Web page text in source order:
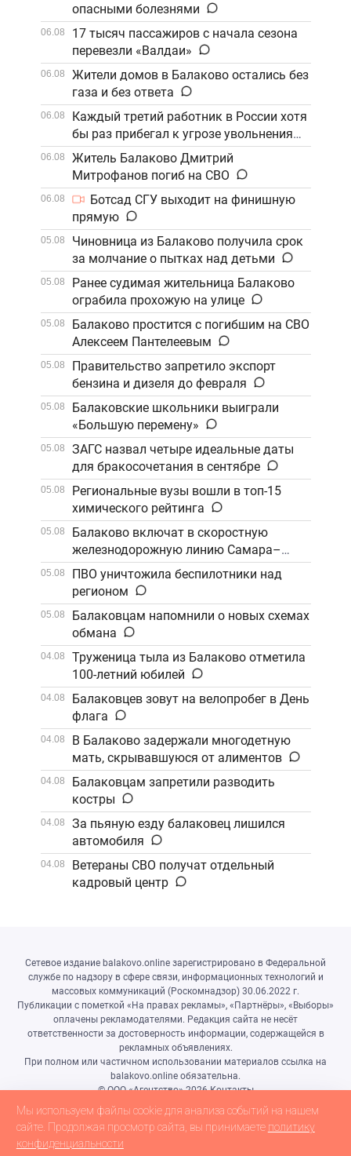
опасными болезнями
06.08
17 тысяч пассажиров с начала сезона
перевезли «Валдаи»
06.08
Жители домов в Балаково остались без
газа и без ответа
06.08
Каждый третий работник в России хотя
бы раз прибегал к угрозе увольнения
06.08
Житель Балаково Дмитрий
Митрофанов погиб на СВО
06.08
Ботсад СГУ выходит на финишную
прямую
05.08
Чиновница из Балаково получила срок
за молчание о пытках над детьми
05.08
Ранее судимая жительница Балаково
ограбила прохожую на улице
05.08
Балаково простится с погибшим на СВО
Алексеем Пантелеевым
05.08
Правительство запретило экспорт
бензина и дизеля до февраля
05.08
Балаковские школьники выиграли
«Большую перемену»
05.08
ЗАГС назвал четыре идеальные даты
для бракосочетания в сентябре
05.08
Региональные вузы вошли в топ-15
химического рейтинга
05.08
Балаково включат в скоростную
железнодорожную линию Самара–
Саратов
05.08
ПВО уничтожила беспилотники над
регионом
05.08
Балаковцам напомнили о новых схемах
обмана
04.08
Труженица тыла из Балаково отметила
100-летний юбилей
04.08
Балаковцев зовут на велопробег в День
флага
04.08
В Балаково задержали многодетную
мать, скрывавшуюся от алиментов
04.08
Балаковцам запретили разводить
костры
04.08
За пьяную езду балаковец лишился
автомобиля
04.08
Ветераны СВО получат отдельный
кадровый центр
Сетевое издание balakovo.online зарегистрировано в Федеральной
службе по надзору в сфере связи, информационных технологий и
массовых коммуникаций (Роскомнадзор) 30.06.2022 г.
Публикации с пометкой «На правах рекламы», «Партнёры», «Выборы»
оплачены рекламодателями. Редакция сайта не несёт
ответственности за достоверность информации, содержащейся в
рекламных объявлениях.
При полном или частичном использовании материалов ссылка на
balakovo.online обязательна.
© ООО «Агентство»2026Контакты
Разработка сайта и дизайн:
revtail.ru
Телефон редакции – 8-927-118-48-22
Адрес электронной почты редакции info@balakovo.online
Мы используем файлы cookie для анализа событий на нашем
сайте. Продолжая просмотр сайта, вы принимаете политику
конфиденциальности